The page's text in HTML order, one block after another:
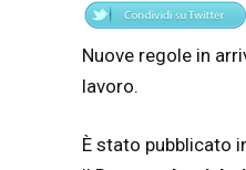
Nuove regole in
lavoro.
È stato pubblicato